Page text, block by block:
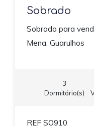
Sobrado
Sobrado para
Mena, Guarulhos
3
Dormitório(s)
REF SO910